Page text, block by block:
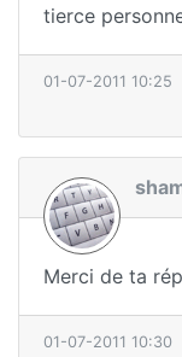
tierce
01-07-2011 10:25
Merci de ta
01-07-2011 10:30